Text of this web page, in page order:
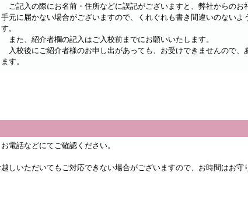
ご記入の際にお名前・住所などに誤記がございますと、弊社からのお
手元に届かない場合がございますので、くれぐれも書き間違いのないよ
す。
また、紹介者欄の記入はご入校前までにお願いいたします。
入校後にご紹介者様のお申し出があっても、お受けできませんので、
ます。
電話などにてご確認ください。
いただいてもご対応できない場合がございますので、お時間はお守